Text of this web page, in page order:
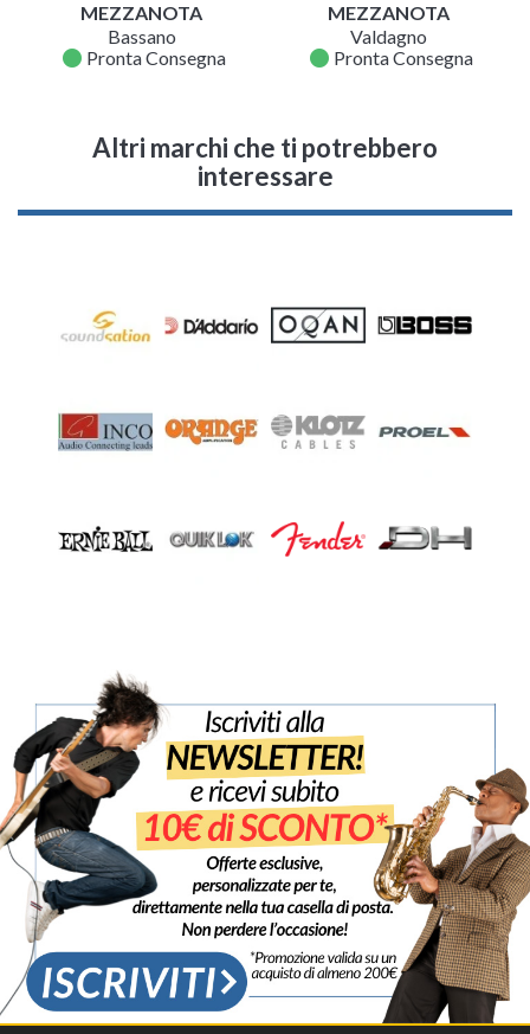
MEZZANOTA
Bassano
fiber_manual_record Pronta Consegna
MEZZANOTA
Valdagno
fiber_manual_record Pronta Consegna
Altri marchi che ti potrebbero
interessare